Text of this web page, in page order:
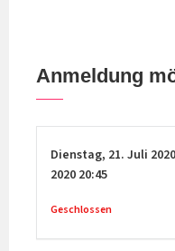
Anmeldung
Dienstag, 21. Juli 2020
2020 20:45
Geschlossen